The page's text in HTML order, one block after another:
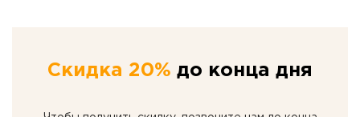
Скидка 20% до конца дня